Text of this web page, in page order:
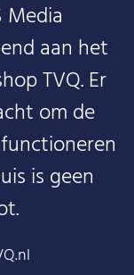
aan het
TVQ. Er
om de
is geen